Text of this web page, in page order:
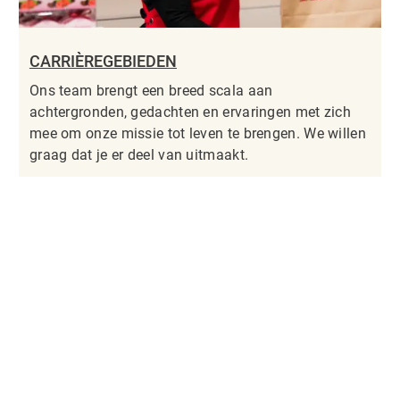
CARRIÈREGEBIEDEN
Ons team brengt een breed scala aan
achtergronden, gedachten en ervaringen met zich
mee om onze missie tot leven te brengen. We willen
graag dat je er deel van uitmaakt.